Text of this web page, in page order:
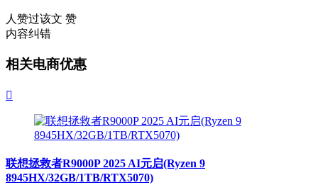
人赞过该文 赞
内容纠错
相关电商优惠

联想拯救者R9000P 2025 AI元启(Ryzen 9
8945HX/32GB/1TB/RTX5070)